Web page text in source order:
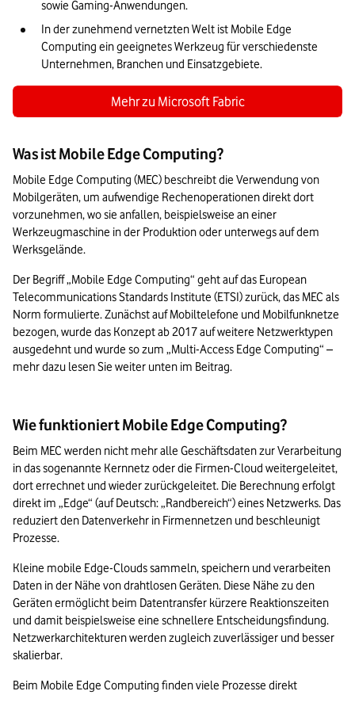
sowie Gaming-Anwendungen.
In der zunehmend vernetzten Welt ist Mobile Edge
Computing ein geeignetes Werkzeug für verschiedenste
Unternehmen, Branchen und Einsatzgebiete.
Mehr zu Microsoft Fabric
Was ist Mobile Edge Computing?
Mobile Edge Computing (MEC) beschreibt die Verwendung von
Mobilgeräten, um aufwendige Rechenoperationen direkt dort
vorzunehmen, wo sie anfallen, beispielsweise an einer
Werkzeugmaschine in der Produktion oder unterwegs auf dem
Werksgelände.
Der Begriff „Mobile Edge Computing“ geht auf das European
Telecommunications Standards Institute (ETSI) zurück, das MEC als
Norm formulierte. Zunächst auf Mobiltelefone und Mobilfunknetze
bezogen, wurde das Konzept ab 2017 auf weitere Netzwerktypen
ausgedehnt und wurde so zum „Multi-Access Edge Computing“ –
mehr dazu lesen Sie weiter unten im Beitrag.
Wie funktioniert Mobile Edge Computing?
Beim MEC werden nicht mehr alle Geschäftsdaten zur Verarbeitung
in das sogenannte Kernnetz oder die Firmen-Cloud weitergeleitet,
dort errechnet und wieder zurückgeleitet. Die Berechnung erfolgt
direkt im „Edge“ (auf Deutsch: „Randbereich“) eines Netzwerks. Das
reduziert den Datenverkehr in Firmennetzen und beschleunigt
Prozesse.
Kleine mobile Edge-Clouds sammeln, speichern und verarbeiten
Daten in der Nähe von drahtlosen Geräten. Diese Nähe zu den
Geräten ermöglicht beim Datentransfer kürzere Reaktionszeiten
und damit beispielsweise eine schnellere Entscheidungsfindung.
Netzwerkarchitekturen werden zugleich zuverlässiger und besser
skalierbar.
Beim Mobile Edge Computing finden viele Prozesse direkt